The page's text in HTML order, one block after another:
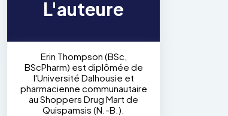
L'auteure
Erin Thompson (BSc,
BScPharm) est diplômée de
l'Université Dalhousie et
pharmacienne communautaire
au Shoppers Drug Mart de
Quispamsis (N.-B.).